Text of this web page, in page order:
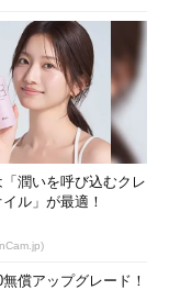
潤いを呼び込むクレ
ル」が最適！
償アップグレード！